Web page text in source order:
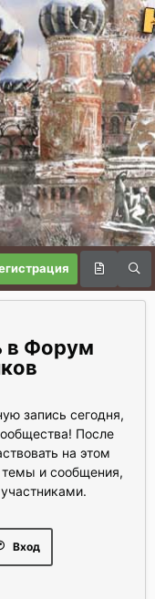
Форум
запись сегодня,
После
на этом
темы и сообщения,
Вход